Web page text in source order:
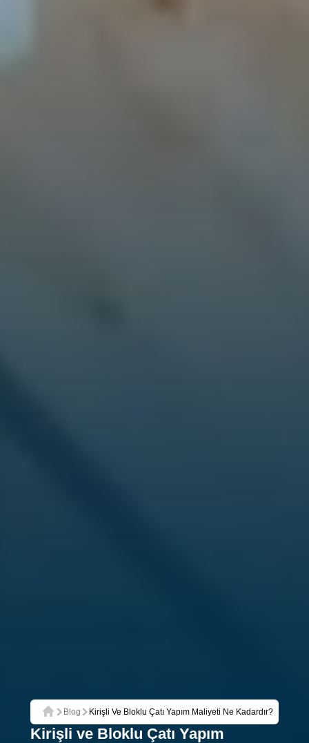
Ana Sayfa
Blog Kirişli Ve Bloklu Çatı Yapım Maliyeti Ne Kadardır?
Kirişli ve Bloklu Çatı Yapım